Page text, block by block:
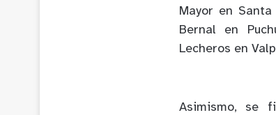
Mayor en
Bernal en
Lecheros en
Asimismo, se